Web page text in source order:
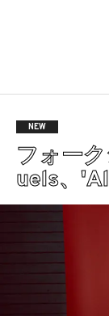
NEW
フォー
uels、